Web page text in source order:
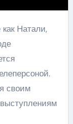
как Натали,
своим